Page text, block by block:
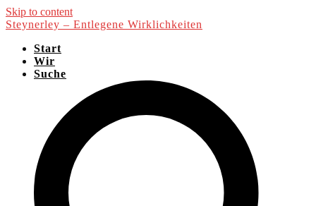
Skip to content
Steynerley – Entlegene Wirklichkeiten
Start
Wir
Suche